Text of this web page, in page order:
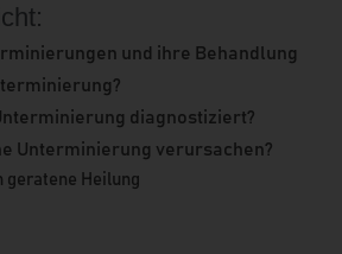
und ihre Behandlung
diagnostiziert?
Unterminierung verursachen?
geratene Heilung